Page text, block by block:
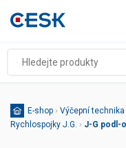
E-shop › Výčepní technika
Rychlospojky J.G. › J-G podl-